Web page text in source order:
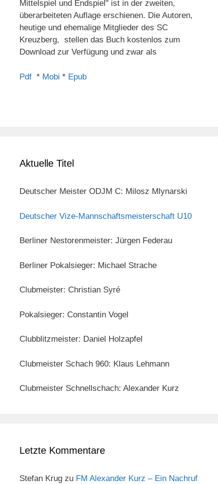
Mittelspiel und Endspiel" ist in der zweiten,
überarbeiteten Auflage erschienen. Die Autoren,
heutige und ehemalige Mitglieder des SC
Kreuzberg, stellen das Buch kostenlos zum
Download zur Verfügung und zwar als
Pdf * Mobi * Epub
Aktuelle Titel
Deutscher Meister ODJM C: Milosz Mlynarski
Deutscher Vize-Mannschaftsmeisterschaft U10
Berliner Nestorenmeister: Jürgen Federau
Berliner Pokalsieger: Michael Strache
Clubmeister: Christian Syré
Pokalsieger: Constantin Vogel
Clubblitzmeister: Daniel Holzapfel
Clubmeister Schach 960: Klaus Lehmann
Clubmeister Schnellschach: Alexander Kurz
Letzte Kommentare
Stefan Krug zu FM Alexander Kurz – Ein Nachruf